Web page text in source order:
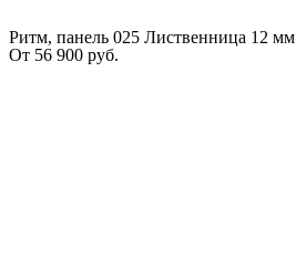
Ритм, панель 025 Лиственница 12 мм
От 56 900 руб.